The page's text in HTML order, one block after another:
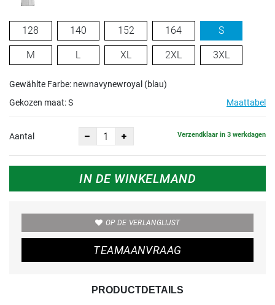
128 140 152 164 S
M L XL 2XL 3XL
Gewählte Farbe: newnavynewroyal (blau)
Gekozen maat:S Maattabel
Aantal Verzendklaar in 3 werkdagen
IN DE WINKELMAND
OP DE VERLANGLIJST
TEAMAANVRAAG
PRODUCTDETAILS